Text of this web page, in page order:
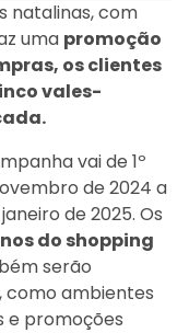
natalinas, com
uma promoção
os clientes
vales-
vai de 1º
de 2024 a
de 2025. Os
do shopping
serão
como ambientes
e promoções